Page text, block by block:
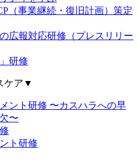
（事業継続・復旧計画）策定
広報対応研修（プレスリリー
研修
ケア ▼
ント研修 〜カスハラへの早
〜
ト研修